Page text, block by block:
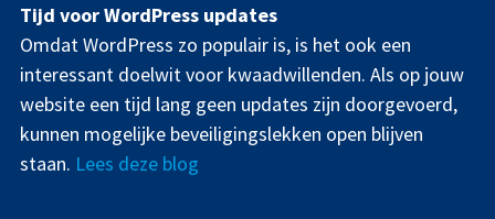
Tijd voor WordPress updates
Omdat WordPress zo populair is, is het ook een
interessant doelwit voor kwaadwillenden. Als op jouw
website een tijd lang geen updates zijn doorgevoerd,
kunnen mogelijke beveiligingslekken open blijven
staan. Lees deze blog